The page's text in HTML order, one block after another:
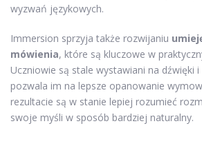
wyzwań językowych.
Immersion sprzyja także rozwijaniu
mówienia, które są kluczowe w
Uczniowie są stale wystawiani na dźwięki
pozwala im na lepsze opanowanie
rezultacie są w stanie lepiej rozumieć
swoje myśli w sposób bardziej naturalny.